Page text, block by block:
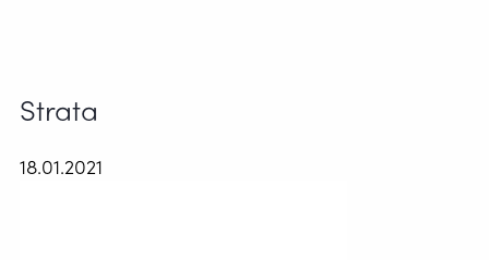
Strata
18.01.2021